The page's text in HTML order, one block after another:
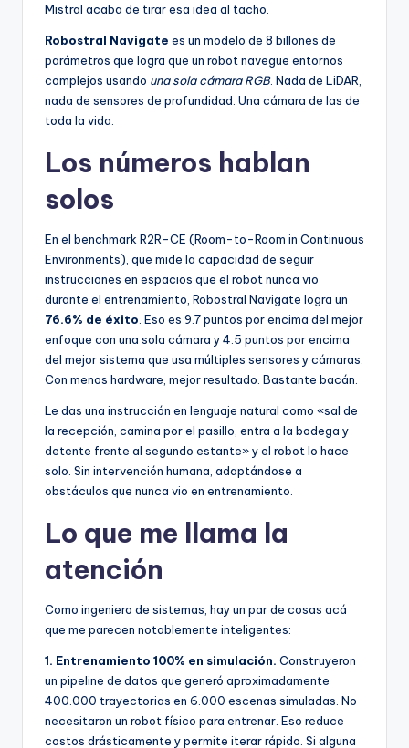
Mistral acaba de tirar esa idea al tacho.
Robostral Navigate es un modelo de 8 billones de
parámetros que logra que un robot navegue entornos
complejos usando una sola cámara RGB. Nada de LiDAR,
nada de sensores de profundidad. Una cámara de las de
toda la vida.
Los números hablan
solos
En el benchmark R2R-CE (Room-to-Room in Continuous
Environments), que mide la capacidad de seguir
instrucciones en espacios que el robot nunca vio
durante el entrenamiento, Robostral Navigate logra un
76.6% de éxito . Eso es 9.7 puntos por encima del mejor
enfoque con una sola cámara y 4.5 puntos por encima
del mejor sistema que usa múltiples sensores y cámaras.
Con menos hardware, mejor resultado. Bastante bacán.
Le das una instrucción en lenguaje natural como «sal de
la recepción, camina por el pasillo, entra a la bodega y
detente frente al segundo estante» y el robot lo hace
solo. Sin intervención humana, adaptándose a
obstáculos que nunca vio en entrenamiento.
Lo que me llama la
atención
Como ingeniero de sistemas, hay un par de cosas acá
que me parecen notablemente inteligentes:
1. Entrenamiento 100% en simulación. Construyeron
un pipeline de datos que generó aproximadamente
400.000 trayectorias en 6.000 escenas simuladas. No
necesitaron un robot físico para entrenar. Eso reduce
costos drásticamente y permite iterar rápido. Si alguna